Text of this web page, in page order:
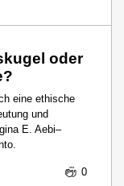
oder
eine ethische
und
E. Aebi–
0